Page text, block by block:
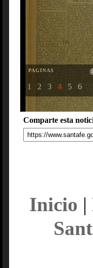
PAGINAS
1 2 3 4 5 6
Comparte esta
Inicio |